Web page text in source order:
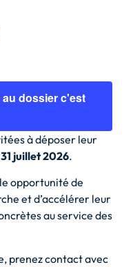
dossier c'est
à déposer leur
31 juillet 2026.
opportunité de
et d’accélérer leur
au service des
prenez contact avec